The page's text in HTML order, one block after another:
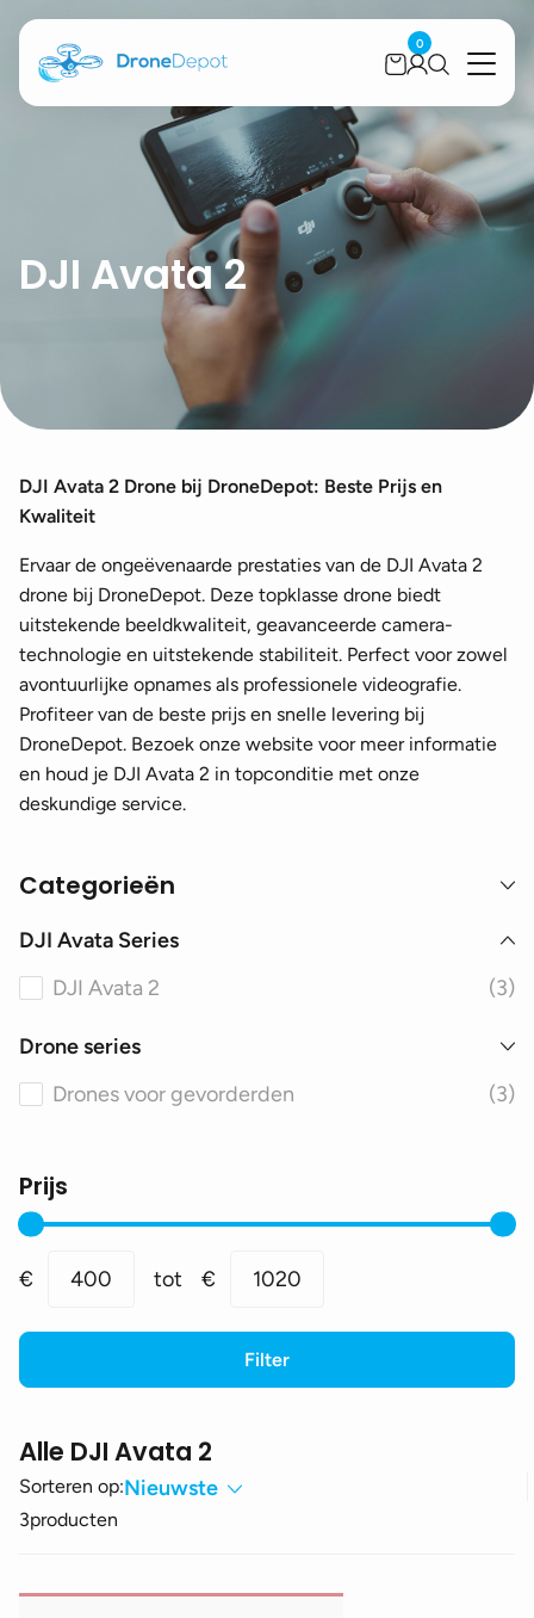
0
DJI Avata 2
DJI Avata 2 Drone bij DroneDepot: Beste Prijs en
Kwaliteit
Ervaar de ongeëvenaarde prestaties van de DJI Avata 2
drone bij DroneDepot. Deze topklasse drone biedt
uitstekende beeldkwaliteit, geavanceerde camera-
technologie en uitstekende stabiliteit. Perfect voor zowel
avontuurlijke opnames als professionele videografie.
Profiteer van de beste prijs en snelle levering bij
DroneDepot. Bezoek onze website voor meer informatie
en houd je DJI Avata 2 in topconditie met onze
deskundige service.
Categorieën
DJI Avata Series
DJI Avata 2
(3)
Drone series
Drones voor gevorderden
(3)
Prijs
prijs
prijs
€ 400 tot € 1020
Filter
Alle DJI Avata 2
Sorteren op:Nieuwste
3producten